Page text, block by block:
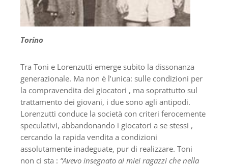
Torino
Tra Toni e Lorenzutti emerge subito la dissonanza
generazionale. Ma non è l’unica: sulle condizioni per
la compravendita dei giocatori , ma soprattutto sul
trattamento dei giovani, i due sono agli antipodi.
Lorenzutti conduce la società con criteri ferocemente
speculativi, abbandonando i giocatori a se stessi ,
cercando la rapida vendita a condizioni
assolutamente inadeguate, pur di realizzare. Toni
non ci sta : “Avevo insegnato ai miei ragazzi che nella